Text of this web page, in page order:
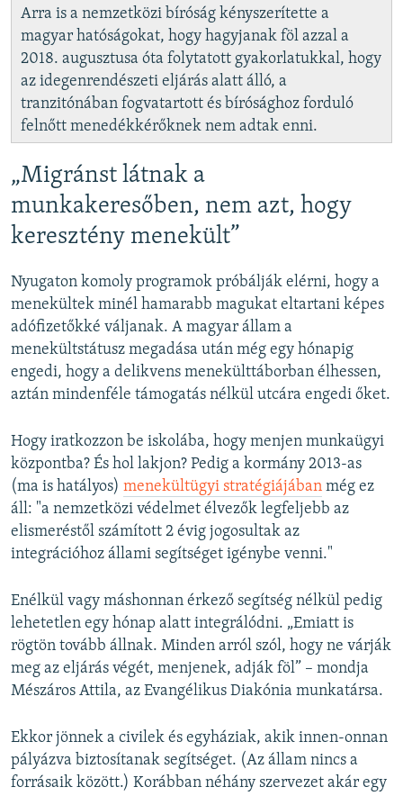
Arra is a nemzetközi bíróság kényszerítette a
magyar hatóságokat, hogy hagyjanak föl azzal a
2018. augusztusa óta folytatott gyakorlatukkal, hogy
az idegenrendészeti eljárás alatt álló, a
tranzitónában fogvatartott és bírósághoz forduló
felnőtt menedékkérőknek nem adtak enni.
„Migránst látnak a
munkakeresőben, nem azt, hogy
keresztény menekült”
Nyugaton komoly programok próbálják elérni, hogy a
menekültek minél hamarabb magukat eltartani képes
adófizetőkké váljanak. A magyar állam a
menekültstátusz megadása után még egy hónapig
engedi, hogy a delikvens menekülttáborban élhessen,
aztán mindenféle támogatás nélkül utcára engedi őket.
Hogy iratkozzon be iskolába, hogy menjen munkaügyi
központba? És hol lakjon? Pedig a kormány 2013-as
(ma is hatályos) menekültügyi stratégiájában még ez
áll: "a nemzetközi védelmet élvezők legfeljebb az
elismeréstől számított 2 évig jogosultak az
integrációhoz állami segítséget igénybe venni."
Enélkül vagy máshonnan érkező segítség nélkül pedig
lehetetlen egy hónap alatt integrálódni. „Emiatt is
rögtön tovább állnak. Minden arról szól, hogy ne várják
meg az eljárás végét, menjenek, adják föl” – mondja
Mészáros Attila, az Evangélikus Diakónia munkatársa.
Ekkor jönnek a civilek és egyháziak, akik innen-onnan
pályázva biztosítanak segítséget. (Az állam nincs a
forrásaik között.) Korábban néhány szervezet akár egy